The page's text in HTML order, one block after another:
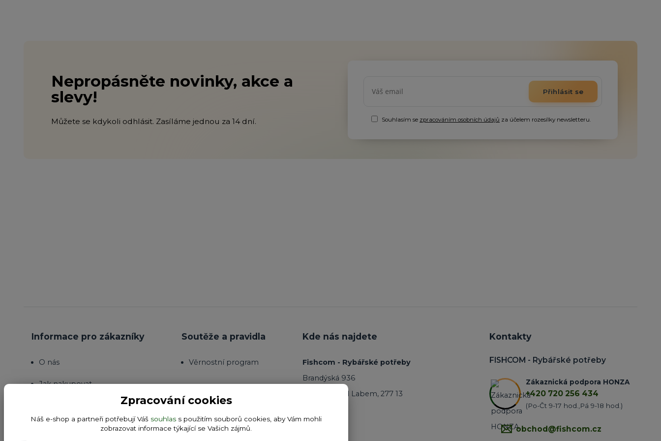
Nepropásněte novinky, akce a
slevy!
Můžete se kdykoli odhlásit. Zasíláme jednou za 14 dní.
Přihlásit se
Souhlasím se zpracováním osobních údajů za účelem rozesílky newsletteru.
Informace pro zákazníky
O nás
Jak nakupovat
Soutěže a pravidla
Věrnostní program
Kde nás najdete
Fishcom - Rybářské potřeby
Brandýská 936
Kostelec nad Labem, 277 13
Kontakty
FISHCOM - Rybářské potřeby
Zákaznická podpora HONZA
+420 720 256 434
(Po-Čt 9-17 hod.,Pá 9-18 hod.)
obchod@fishcom.cz
Zpracování cookies
Náš e-shop a partneři potřebují Váš souhlas s použitím souborů cookies, aby Vám mohli
zobrazovat informace týkající se Vašich zájmů.